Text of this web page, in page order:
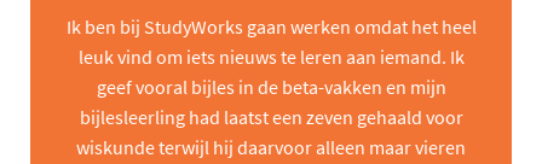
Ik ben bij StudyWorks gaan werken omdat het heel
leuk vind om iets nieuws te leren aan iemand. Ik
geef vooral bijles in de beta-vakken en mijn
bijlesleerling had laatst een zeven gehaald voor
wiskunde terwijl hij daarvoor alleen maar vieren